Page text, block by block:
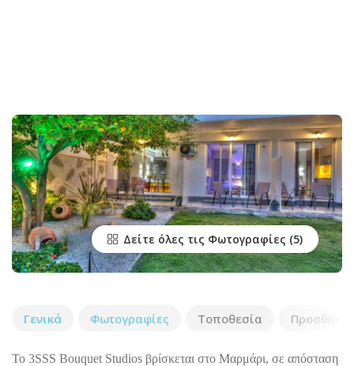
Δείτε όλες τις Φωτογραφίες
Γενικά Φωτογραφίες Τοποθεσία Προσθήκη
Το 3SSS Bouquet Studios βρίσκεται στο Μαρμάρι, σε απόσταση